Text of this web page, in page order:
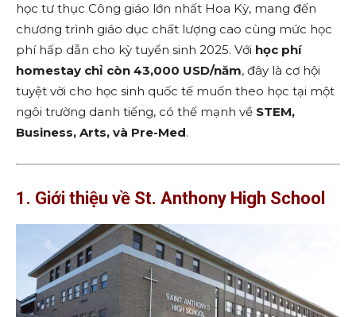
học tư thục Công giáo lớn nhất Hoa Kỳ, mang đến
chương trình giáo dục chất lượng cao cùng mức học
phí hấp dẫn cho kỳ tuyển sinh 2025. Với học phí
homestay chỉ còn 43,000 USD/năm, đây là cơ hội
tuyệt vời cho học sinh quốc tế muốn theo học tại một
ngôi trường danh tiếng, có thế mạnh về STEM,
Business, Arts, và Pre-Med.
1. Giới thiệu về St. Anthony High School